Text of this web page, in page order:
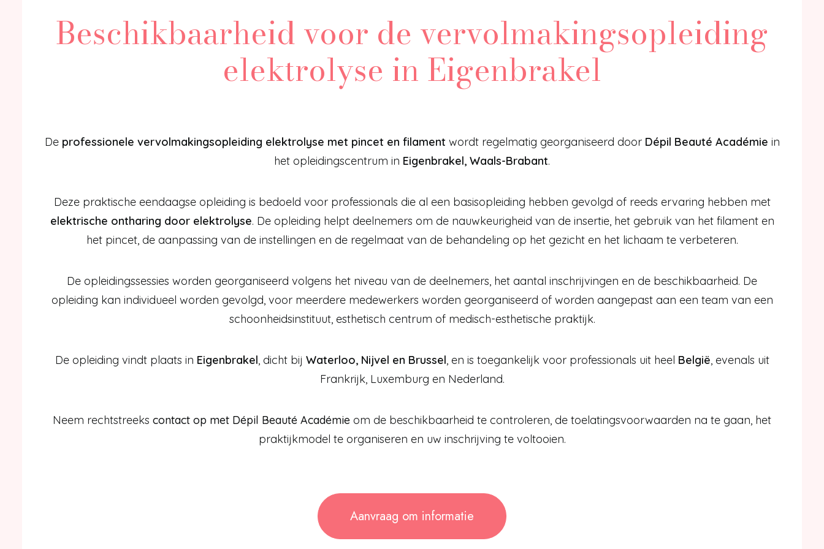
Beschikbaarheid voor de vervolmakingsopleiding
elektrolyse in Eigenbrakel
De professionele vervolmakingsopleiding elektrolyse met pincet en filament wordt regelmatig georganiseerd door Dépil Beauté Académie in
het opleidingscentrum in Eigenbrakel, Waals-Brabant.
Deze praktische eendaagse opleiding is bedoeld voor professionals die al een basisopleiding hebben gevolgd of reeds ervaring hebben met
elektrische ontharing door elektrolyse. De opleiding helpt deelnemers om de nauwkeurigheid van de insertie, het gebruik van het filament en
het pincet, de aanpassing van de instellingen en de regelmaat van de behandeling op het gezicht en het lichaam te verbeteren.
De opleidingssessies worden georganiseerd volgens het niveau van de deelnemers, het aantal inschrijvingen en de beschikbaarheid. De
opleiding kan individueel worden gevolgd, voor meerdere medewerkers worden georganiseerd of worden aangepast aan een team van een
schoonheidsinstituut, esthetisch centrum of medisch-esthetische praktijk.
De opleiding vindt plaats in Eigenbrakel, dicht bij Waterloo, Nijvel en Brussel, en is toegankelijk voor professionals uit heel België, evenals uit
Frankrijk, Luxemburg en Nederland.
Neem rechtstreeks contact op met Dépil Beauté Académie om de beschikbaarheid te controleren, de toelatingsvoorwaarden na te gaan, het
praktijkmodel te organiseren en uw inschrijving te voltooien.
Aanvraag om informatie